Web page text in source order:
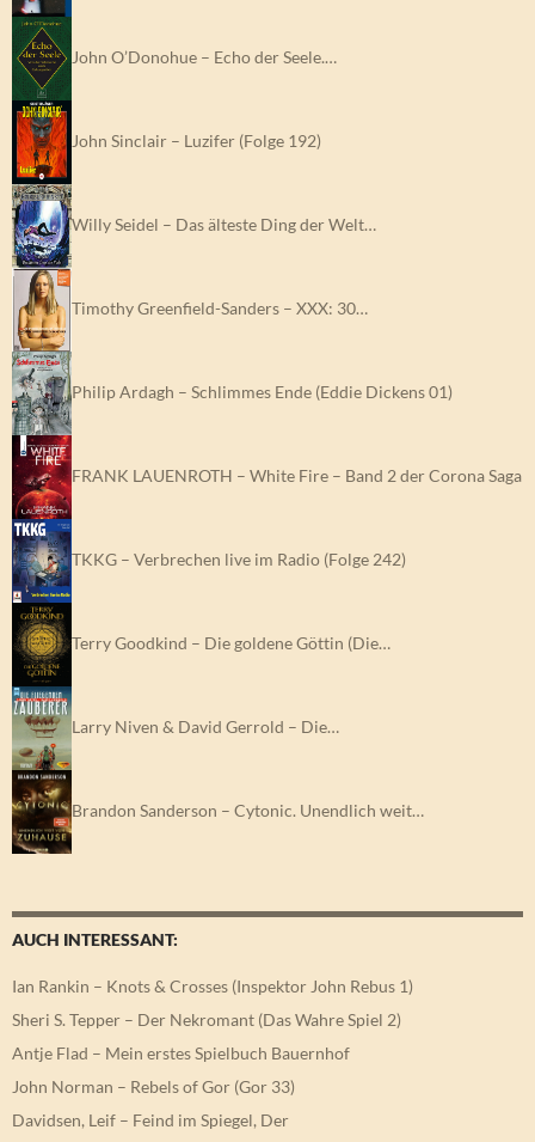
John O’Donohue – Echo der Seele.…
John Sinclair – Luzifer (Folge 192)
Willy Seidel – Das älteste Ding der Welt…
Timothy Greenfield-Sanders – XXX: 30…
Philip Ardagh – Schlimmes Ende (Eddie Dickens 01)
FRANK LAUENROTH – White Fire – Band 2 der Corona Saga
TKKG – Verbrechen live im Radio (Folge 242)
Terry Goodkind – Die goldene Göttin (Die…
Larry Niven & David Gerrold – Die…
Brandon Sanderson – Cytonic. Unendlich weit…
AUCH INTERESSANT:
Ian Rankin – Knots & Crosses (Inspektor John Rebus 1)
Sheri S. Tepper – Der Nekromant (Das Wahre Spiel 2)
Antje Flad – Mein erstes Spielbuch Bauernhof
John Norman – Rebels of Gor (Gor 33)
Davidsen, Leif – Feind im Spiegel, Der